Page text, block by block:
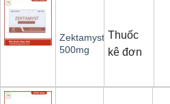
Zektamyst
500mg
Thuốc
kê đơn